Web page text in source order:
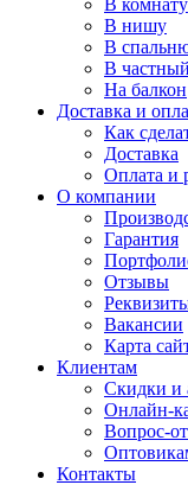
В комнату
В нишу
В
В
На балкон
Доставка и
Как
Доставка
Оплата и
О компании
Гарантия
Отзывы
Вакансии
Карта
Клиентам
Скидки и
Онлайн-
Вопрос-
Контакты